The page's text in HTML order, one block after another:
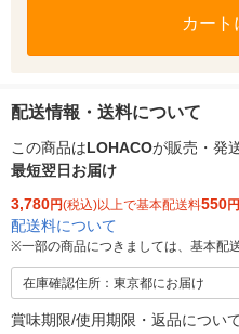
カート
配送情報・送料について
この商品はLOHACOが販売・発
最短翌日お届け
3,780円(税込)以上で基本配送料550円
配送料について
※一部の商品につきましては、基本配
在庫確認住所：東京都にお届け
賞味期限/使用期限・返品につい